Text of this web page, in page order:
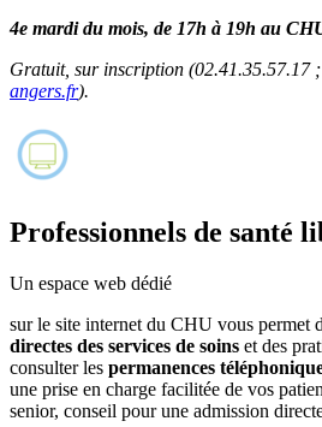
4e mardi du mois, de 17h à 19h au
Gratuit, sur inscription (02.41.35.57.17 ;
angers.fr).
Professionnels de santé
Un espace web dédié
sur le site internet du CHU vous permet
directes des services de soins et des
consulter les permanences
une prise en charge facilitée de vos
senior, conseil pour une admission